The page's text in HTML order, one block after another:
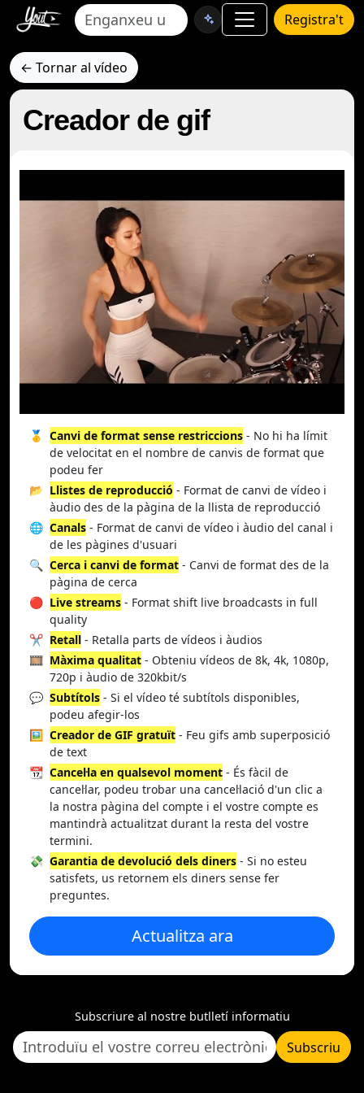
Registra't
← Tornar al vídeo
Creador de gif
🥇 Canvi de format sense restriccions - No hi ha límit
de velocitat en el nombre de canvis de format que
podeu fer
📂 Llistes de reproducció - Format de canvi de vídeo i
àudio des de la pàgina de la llista de reproducció
🌐 Canals - Format de canvi de vídeo i àudio del canal i
de les pàgines d'usuari
🔍 Cerca i canvi de format - Canvi de format des de la
pàgina de cerca
🔴 Live streams - Format shift live broadcasts in full
quality
✂️ Retall - Retalla parts de vídeos i àudios
🎞️ Màxima qualitat - Obteniu vídeos de 8k, 4k, 1080p,
720p i àudio de 320kbit/s
💬 Subtítols - Si el vídeo té subtítols disponibles,
podeu afegir-los
🖼️ Creador de GIF gratuït - Feu gifs amb superposició
de text
📆 Cancel·la en qualsevol moment - És fàcil de
cancel·lar, podeu trobar una cancel·lació d'un clic a
la nostra pàgina del compte i el vostre compte es
mantindrà actualitzat durant la resta del vostre
termini.
💸 Garantia de devolució dels diners - Si no esteu
satisfets, us retornem els diners sense fer
preguntes.
Actualitza ara
Subscriure al nostre butlletí informatiu
Subscriu